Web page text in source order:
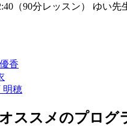
（90分レッスン）
ゆい先
香
明穂
オススメのプログ